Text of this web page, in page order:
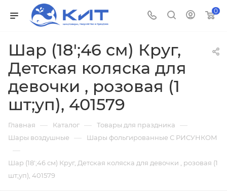
0
Шар (18';46 см) Круг,
Детская коляска для
девочки , розовая (1
шт;уп), 401579
Главная — Каталог — Товары для праздника —
Шары воздушные — Шары фольгированные С РИСУНКОМ
—
Шар (18';46 см) Круг, Детская коляска для девочки , розовая (1
шт;уп), 401579